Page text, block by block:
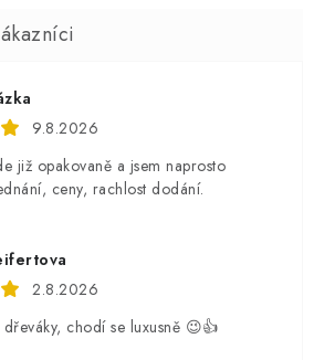
9.8.2026
již opakovaně a jsem naprosto
ceny, rachlost dodání.
2.8.2026
chodí se luxusně 😉👍